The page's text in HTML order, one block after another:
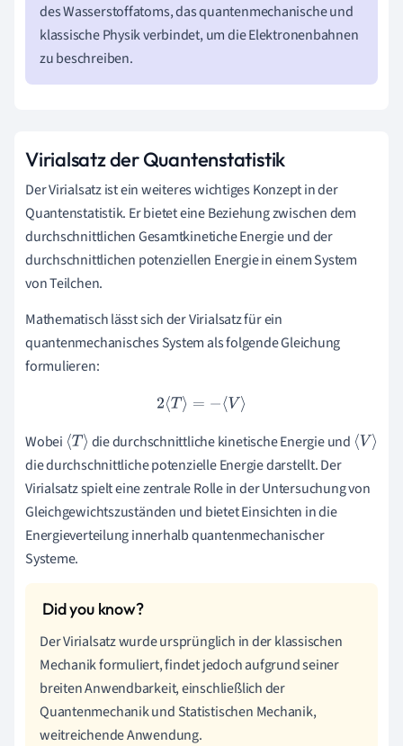
des Wasserstoffatoms, das quantenmechanische und
klassische Physik verbindet, um die Elektronenbahnen
zu beschreiben.
Virialsatz der Quantenstatistik
Der Virialsatz ist ein weiteres wichtiges Konzept in der
Quantenstatistik. Er bietet eine Beziehung zwischen dem
durchschnittlichen Gesamtkinetiche Energie und der
durchschnittlichen potenziellen Energie in einem System
von Teilchen.
Mathematisch lässt sich der Virialsatz für ein
quantenmechanisches System als folgende Gleichung
formulieren:
2⟨ T⟩= −⟨V⟩
Wobei ⟨T⟩ die durchschnittliche kinetische Energie und ⟨V⟩
die durchschnittliche potenzielle Energie darstellt. Der
Virialsatz spielt eine zentrale Rolle in der Untersuchung von
Gleichgewichtszuständen und bietet Einsichten in die
Energieverteilung innerhalb quantenmechanischer
Systeme.
Der Virialsatz wurde ursprünglich in der klassischen
Mechanik formuliert, findet jedoch aufgrund seiner
breiten Anwendbarkeit, einschließlich der
Quantenmechanik und Statistischen Mechanik,
weitreichende Anwendung.